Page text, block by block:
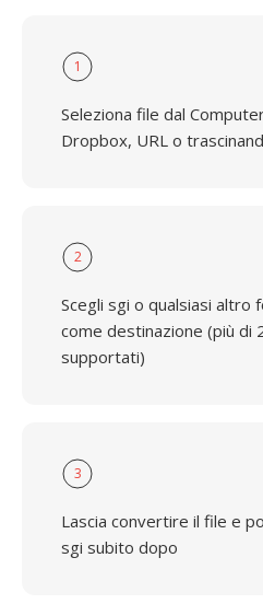
1
Seleziona file dal
Dropbox, URL o
2
Scegli sgi o qualsiasi altro
come destinazione (più di
supportati)
3
Lascia convertire il file e
sgi subito dopo